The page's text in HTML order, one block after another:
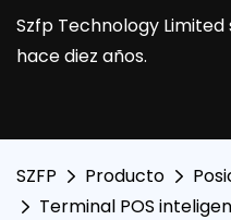
Szfp Technology
hace diez años.
SZFP Producto
Terminal POS